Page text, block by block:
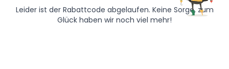
Leider ist der Rabattcode abgelaufen. Keine Sorge, zum
Glück haben wir noch viel mehr!